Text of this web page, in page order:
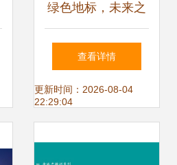
绿色地标，未来之
窗——无锡节能环
保大厦深度解析
查看详情
更新时间：2026-08-04
22:29:04